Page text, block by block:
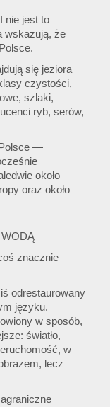
nie jest to
wskazują, że
się jeziora
czystości,
szlaki,
ryb, serów,
—
około
oraz około
znacznie
odrestaurowany
języku.
w sposób,
światło,
w
lecz